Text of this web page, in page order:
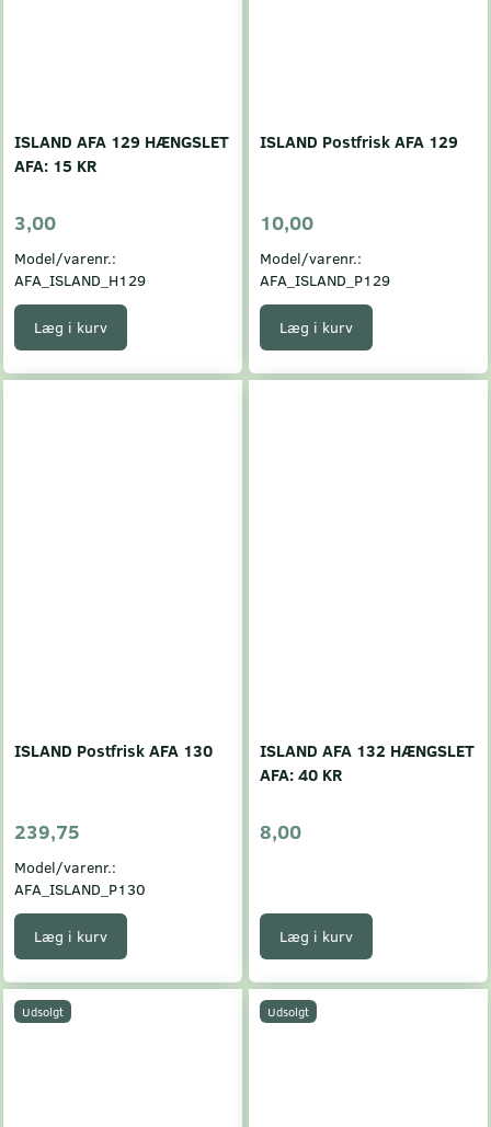
ISLAND AFA 129 HÆNGSLET
AFA: 15 KR
3,00
Model/varenr.:
AFA_ISLAND_H129
Læg i kurv
ISLAND Postfrisk AFA 129
10,00
Model/varenr.:
AFA_ISLAND_P129
Læg i kurv
ISLAND Postfrisk AFA 130
239,75
Model/varenr.:
AFA_ISLAND_P130
Læg i kurv
ISLAND AFA 132 HÆNGSLET
AFA: 40 KR
8,00
Læg i kurv
Udsolgt Udsolgt